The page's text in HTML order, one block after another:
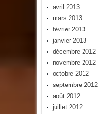
avril 2013
mars 2013
février 2013
janvier 2013
décembre 2012
novembre 2012
octobre 2012
septembre 2012
août 2012
juillet 2012